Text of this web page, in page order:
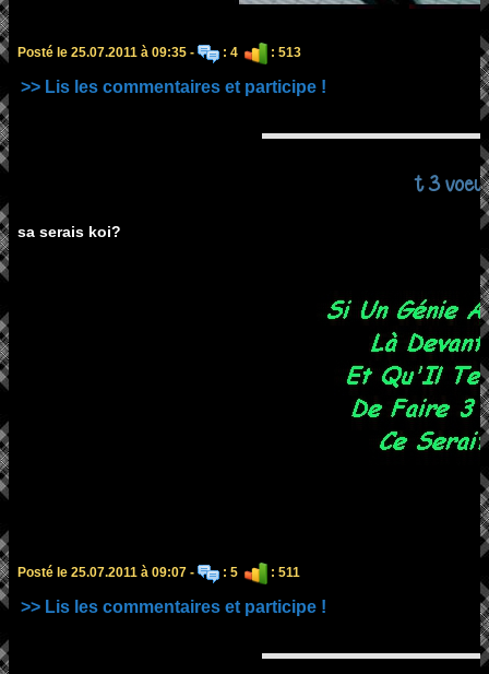
Posté le 25.07.2011 à 09:35 - : 4 : 513
>> Lis les commentaires et participe !
t 3
sa serais koi?
Posté le 25.07.2011 à 09:07 - : 5 : 511
>> Lis les commentaires et participe !